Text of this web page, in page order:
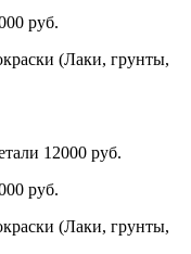
руб.
(Лаки, грунты,
12000 руб.
руб.
(Лаки, грунты,